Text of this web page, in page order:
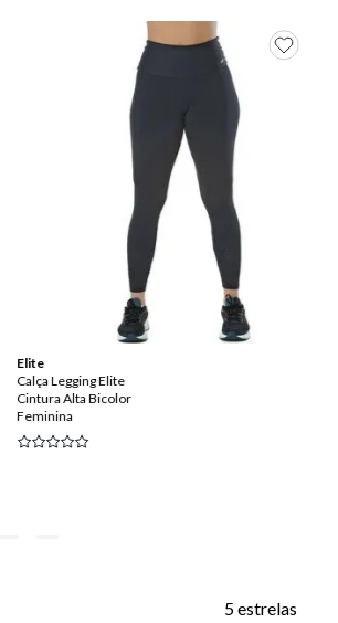
Elite
Calça Legging Elite
Cintura Alta Bicolor
Feminina
5 estrelas